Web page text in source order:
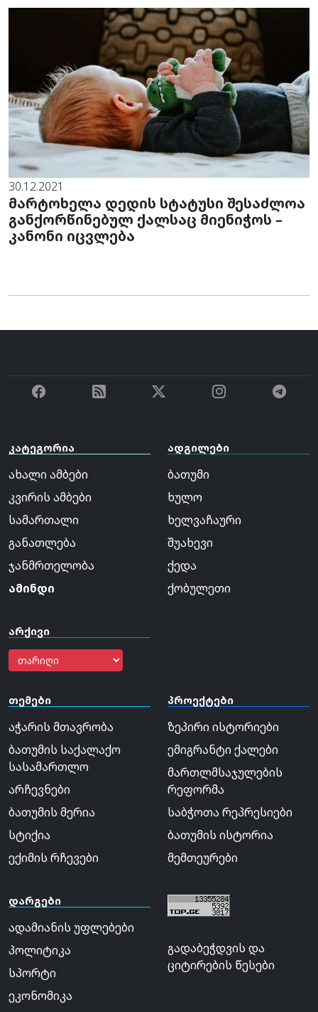
30.12.2021
მარტოხელა დედის სტატუსი შესაძლოა
განქორწინებულ ქალსაც მიენიჭოს –
კანონი იცვლება
კატეგორია
ახალი ამბები
კვირის ამბები
სამართალი
განათლება
ჯანმრთელობა
ამინდი
არქივი
ადგილები
ბათუმი
ხულო
ხელვაჩაური
შუახევი
ქედა
ქობულეთი
თემები
აჭარის მთავრობა
ბათუმის საქალაქო
სასამართლო
არჩევნები
ბათუმის მერია
სტიქია
ექიმის რჩევები
პროექტები
ზეპირი ისტორიები
ემიგრანტი ქალები
მართლმსაჯულების
რეფორმა
საბჭოთა რეპრესიები
ბათუმის ისტორია
მემთეურები
დარგები
ადამიანის უფლებები
პოლიტიკა
სპორტი
ეკონომიკა
გადაბეჭდვის და
ციტირების წესები